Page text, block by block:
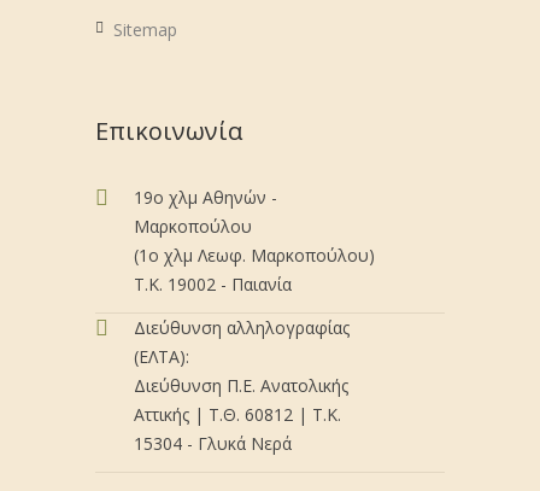
Sitemap
Επικοινωνία
19ο χλμ Αθηνών -
Μαρκοπούλου
(1ο χλμ Λεωφ. Μαρκοπούλου)
Τ.Κ. 19002 - Παιανία
Διεύθυνση αλληλογραφίας
(ΕΛΤΑ):
Διεύθυνση Π.Ε. Ανατολικής
Αττικής | Τ.Θ. 60812 | Τ.Κ.
15304 - Γλυκά Νερά